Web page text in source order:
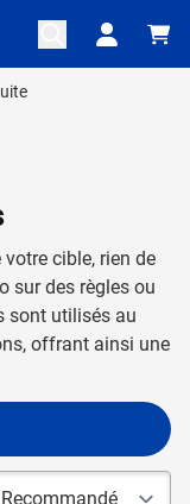
cible, rien de
sur des règles ou
sont utilisés au
offrant ainsi une